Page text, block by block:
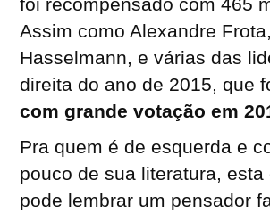
Assim como Alexandre
Hasselmann, e várias das
direita do ano de 2015, que
com grande votação em
Pra quem é de esquerda e
pouco de sua literatura, esta
pode lembrar um pensador